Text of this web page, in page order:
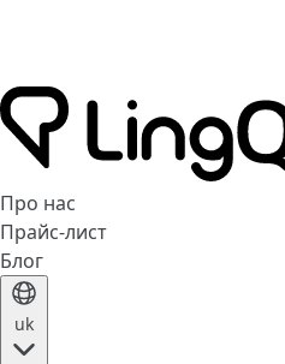
Про нас
Прайс-лист
Блог
uk